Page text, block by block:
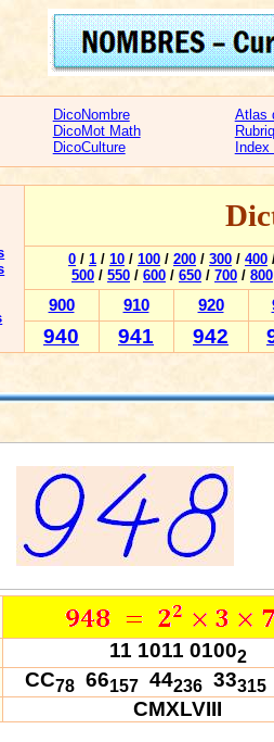
DicoNombre
DicoMot Math
DicoCulture
Atlas
0 / 1 / 10 / 100 / 200 / 300 / 400
500 / 550 / 600 / 650 / 700 / 800
900 910 920
940 941 942
11 1011 01002
CC78 66157 44236 33315
CMXLVIII